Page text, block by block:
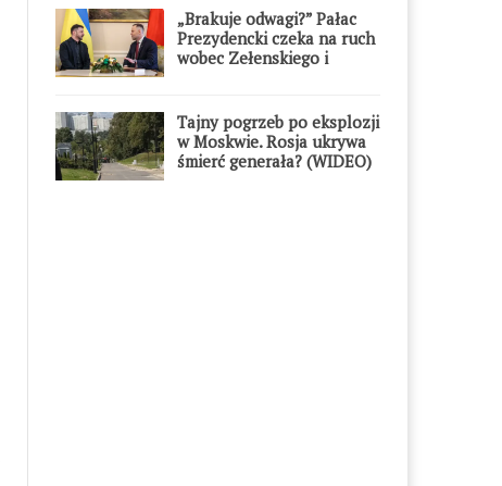
„Brakuje odwagi?” Pałac
Prezydencki czeka na ruch
wobec Zełenskiego i
Tajny pogrzeb po eksplozji
w Moskwie. Rosja ukrywa
śmierć generała? (WIDEO)